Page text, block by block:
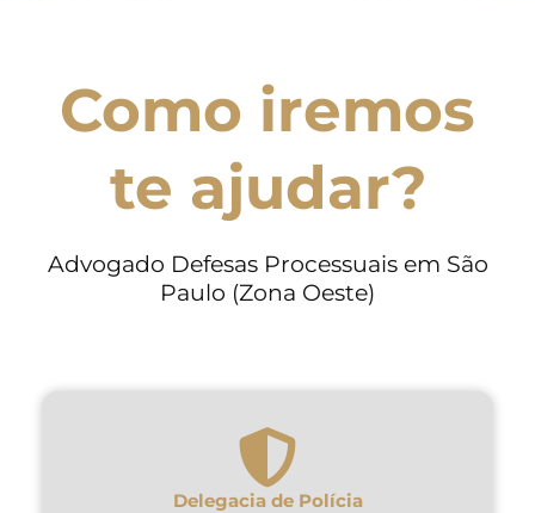
Como iremos
te ajudar?
Advogado Defesas Processuais em São
Paulo (Zona Oeste)
Delegacia de Polícia